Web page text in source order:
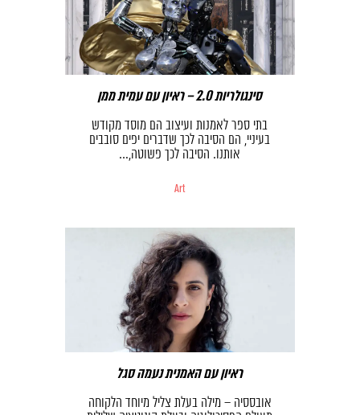
סינגולריות 2.0 – ראיון עם עמית ממן
בתי ספר לאמנות ועיצוב הם מוסד מקודש
בעיניי, הם הסיבה לכך שדברים יפים סובבים
אותנו. הסיבה לכך פשוטה,…
Art
ראיון עם האמנית נעמה סגל
אובססיה – מילה בעלת צליל מיוחד הלקוחה